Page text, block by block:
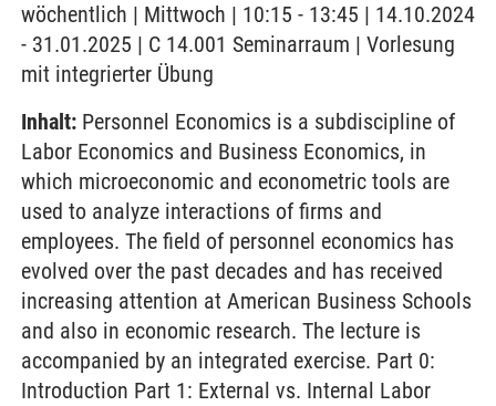
wöchentlich | Mittwoch | 10:15 - 13:45 | 14.10.2024
- 31.01.2025 | C 14.001 Seminarraum | Vorlesung
mit integrierter Übung
Inhalt: Personnel Economics is a subdiscipline of
Labor Economics and Business Economics, in
which microeconomic and econometric tools are
used to analyze interactions of firms and
employees. The field of personnel economics has
evolved over the past decades and has received
increasing attention at American Business Schools
and also in economic research. The lecture is
accompanied by an integrated exercise. Part 0:
Introduction Part 1: External vs. Internal Labor